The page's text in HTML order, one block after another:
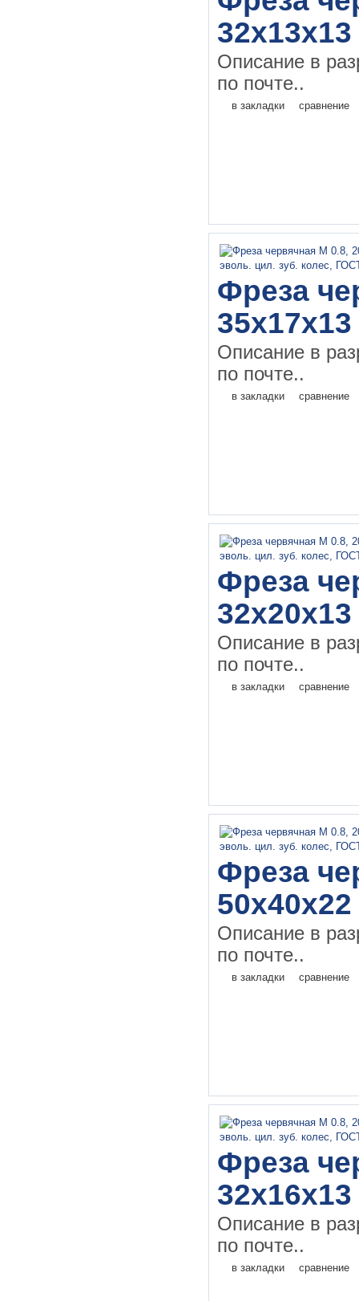
Описание в
по почте..
в закладки сравнение
Фреза
Описание в
по почте..
в закладки сравнение
Фреза
Описание в
по почте..
в закладки сравнение
Фреза
Описание в
по почте..
в закладки сравнение
Фреза
Описание в
по почте..
в закладки сравнение